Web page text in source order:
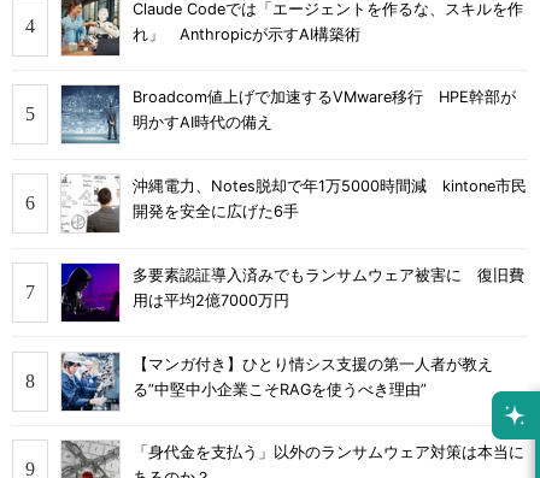
Claude Codeでは「エージェントを作るな、スキルを作
れ」 Anthropicが示すAI構築術
Broadcom値上げで加速するVMware移行 HPE幹部が
明かすAI時代の備え
沖縄電力、Notes脱却で年1万5000時間減 kintone市民
開発を安全に広げた6手
多要素認証導入済みでもランサムウェア被害に 復旧費
用は平均2億7000万円
【マンガ付き】ひとり情シス支援の第一人者が教え
る”中堅中小企業こそRAGを使うべき理由”
「身代金を支払う」以外のランサムウェア対策は本当に